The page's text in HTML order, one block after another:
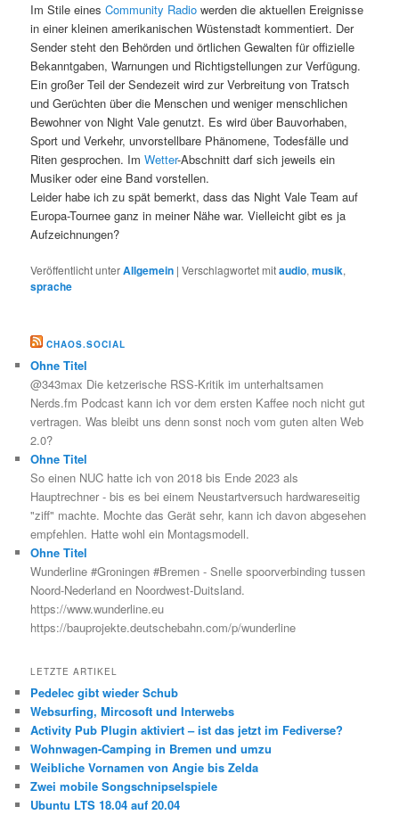
Im Stile einesCommunity Radio werden die aktuellen Ereignisse
in einer kleinen amerikanischen Wüstenstadt kommentiert. Der
Sender steht den Behörden und örtlichen Gewalten für offizielle
Bekanntgaben, Warnungen und Richtigstellungen zur Verfügung.
Ein großer Teil der Sendezeit wird zur Verbreitung von Tratsch
und Gerüchten über die Menschen und weniger menschlichen
Bewohner von Night Vale genutzt. Es wird über Bauvorhaben,
Sport und Verkehr, unvorstellbare Phänomene, Todesfälle und
Riten gesprochen. ImWetter-Abschnitt darf sich jeweils ein
Musiker oder eine Band vorstellen.
Leider habe ich zu spät bemerkt, dass das Night Vale Team auf
Europa-Tournee ganz in meiner Nähe war. Vielleicht gibt es ja
Aufzeichnungen?
Veröffentlicht unterAllgemein |Verschlagwortet mitaudio,musik,
sprache
CHAOS.SOCIAL
Ohne Titel
@343max Die ketzerische RSS-Kritik im unterhaltsamen
Nerds.fm Podcast kann ich vor dem ersten Kaffee noch nicht gut
vertragen. Was bleibt uns denn sonst noch vom guten alten Web
2.0?
Ohne Titel
So einen NUC hatte ich von 2018 bis Ende 2023 als
Hauptrechner - bis es bei einem Neustartversuch hardwareseitig
"ziff" machte. Mochte das Gerät sehr, kann ich davon abgesehen
empfehlen. Hatte wohl ein Montagsmodell.
Ohne Titel
Wunderline #Groningen #Bremen - Snelle spoorverbinding tussen
Noord-Nederland en Noordwest-Duitsland.
https://www.wunderline.eu
https://bauprojekte.deutschebahn.com/p/wunderline
LETZTE ARTIKEL
Pedelec gibt wieder Schub
Websurfing, Mircosoft und Interwebs
Activity Pub Plugin aktiviert – ist das jetzt im Fediverse?
Wohnwagen-Camping in Bremen und umzu
Weibliche Vornamen von Angie bis Zelda
Zwei mobile Songschnipselspiele
Ubuntu LTS 18.04 auf 20.04